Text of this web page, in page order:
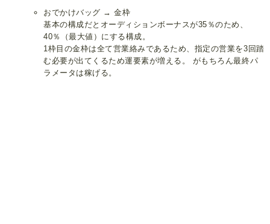
おでかけバッグ → 金枠
基本の構成だとオーディションボーナスが35％のため、
40％（最大値）にする構成。
1枠目の金枠は全て営業絡みであるため、指定の営業を3回踏
む必要が出てくるため運要素が増える。 がもちろん最終パ
ラメータは稼げる。